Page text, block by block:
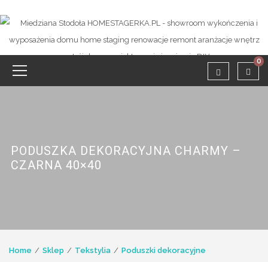
0
PODUSZKA DEKORACYJNA CHARMY –
CZARNA 40×40
Home Sklep Tekstylia
Poduszki dekoracyjne